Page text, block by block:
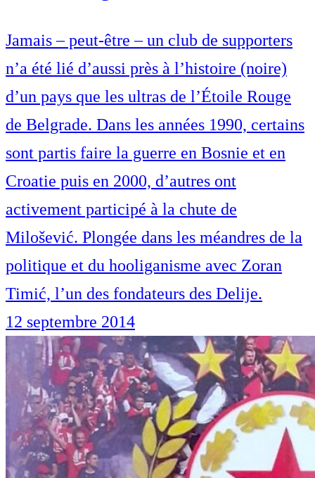
Jamais – peut-être – un club de supporters
n’a été lié d’aussi près à l’histoire (noire)
d’un pays que les ultras de l’Étoile Rouge
de Belgrade. Dans les années 1990, certains
sont partis faire la guerre en Bosnie et en
Croatie puis en 2000, d’autres ont
activement participé à la chute de
Milošević. Plongée dans les méandres de la
politique et du hooliganisme avec Zoran
Timić, l’un des fondateurs des Delije.
12 septembre 2014